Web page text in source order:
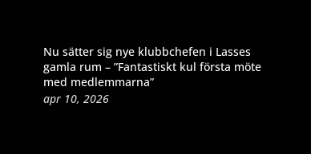
Nu sätter sig nye klubbchefen i Lasses
gamla rum – ”Fantastiskt kul första möte
med medlemmarna”
apr 10, 2026